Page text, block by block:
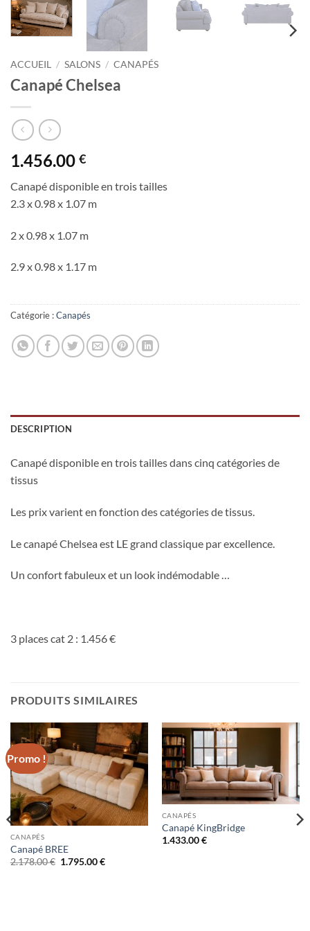
ACCUEIL / SALONS / CANAPÉS
Canapé Chelsea
1.456.00 €
Canapé disponible en trois tailles
2.3 x 0.98 x 1.07 m
2 x 0.98 x 1.07 m
2.9 x 0.98 x 1.17 m
Catégorie :Canapés
DESCRIPTION
Canapé disponible en trois tailles dans cinq catégories de
tissus
Les prix varient en fonction des catégories de tissus.
Le canapé Chelsea est LE grand classique par excellence.
Un confort fabuleux et un look indémodable …
3 places cat 2 : 1.456 €
PRODUITS SIMILAIRES
Promo !
CANAPÉS
Canapé BREE
2.178.00€ Le
1.795.00€Le
CANAPÉS
Canapé KingBridge
1.433.00€